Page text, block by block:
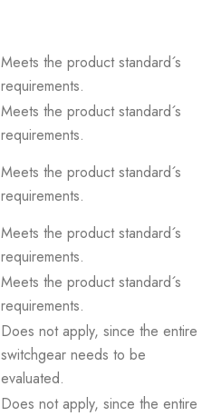
Meets the product standard´s
requirements.
Meets the product standard´s
requirements.
Meets the product standard´s
requirements.
Meets the product standard´s
requirements.
Meets the product standard´s
requirements.
Does not apply, since the entire
switchgear needs to be
evaluated.
Does not apply, since the entire